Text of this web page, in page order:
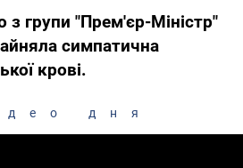
з групи "Прем'єр-Міністр"
симпатична
крові.
дня